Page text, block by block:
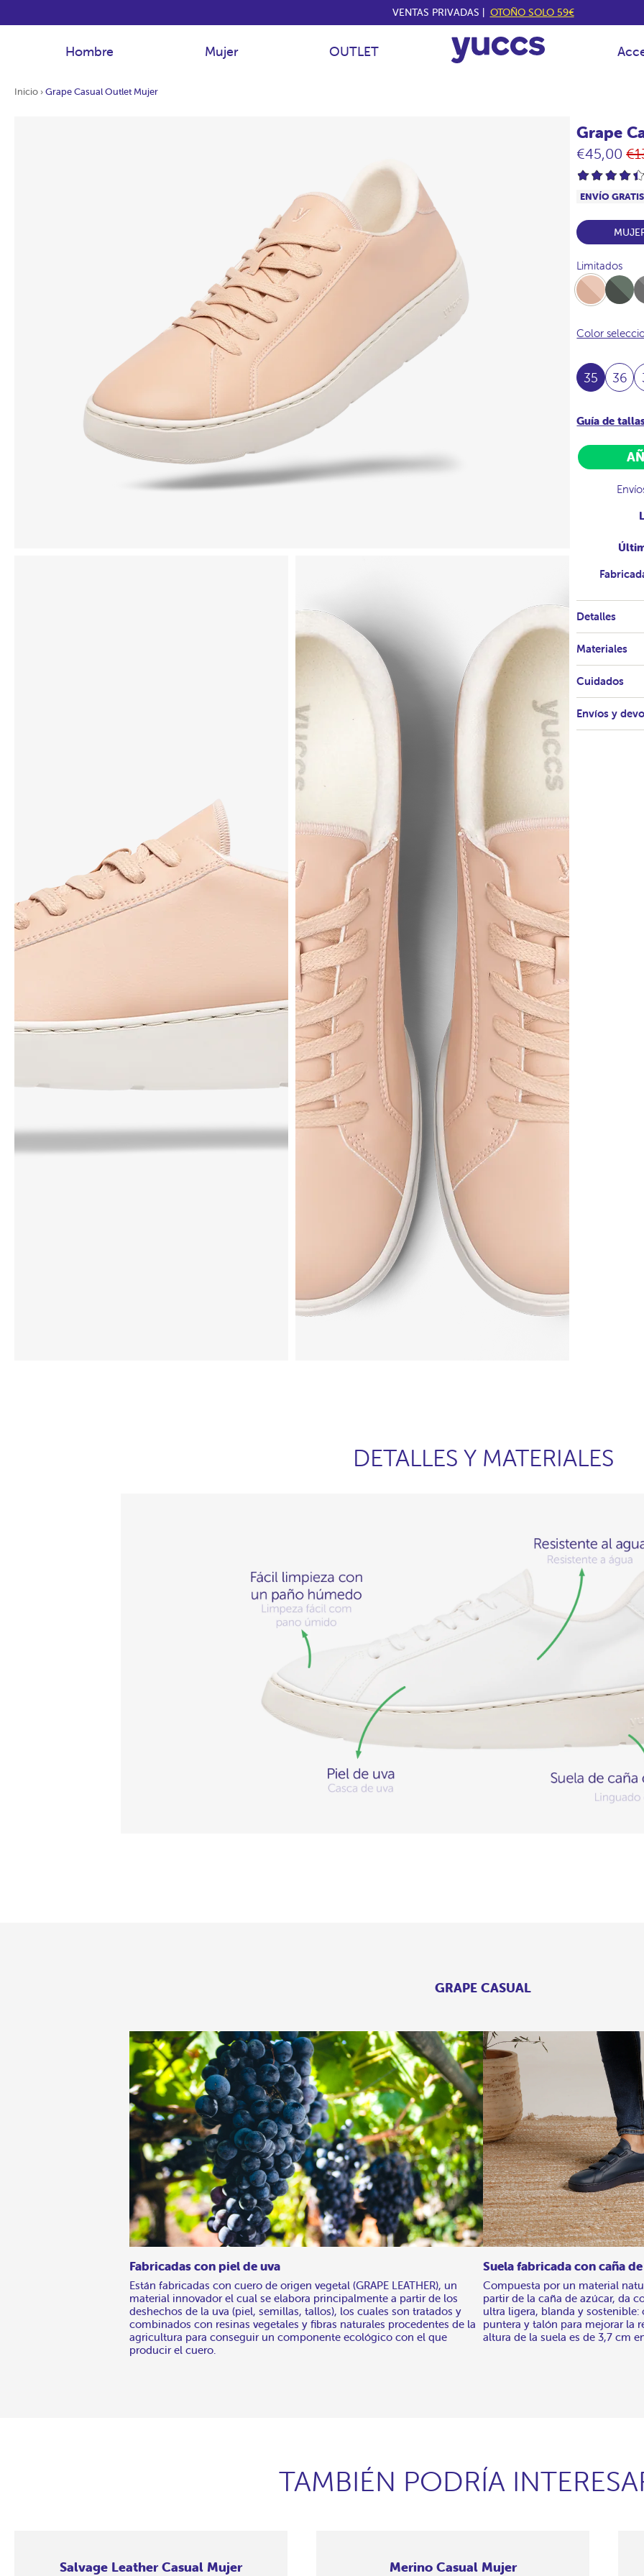
VENTAS PRIVADAS | OTOÑO SOLO 59€
Hombre Mujer OUTLET
Inicio ›Grape Casual Outlet Mujer
Grape
€45,00
ENVÍO GRATIS
Limitados
Desert
Full-
Khaki
Full-
Color
35 36
Guía de
Detalles
Materiales
Cuidados
Envíos y
DETALLES Y MATERIALES
GRAPE CASUAL
Fabricadas con piel de uva
Están fabricadas con cuero de origen vegetal (GRAPE LEATHER), un
material innovador el cual se elabora principalmente a partir de los
deshechos de la uva (piel, semillas, tallos), los cuales son tratados y
combinados con resinas vegetales y fibras naturales procedentes de la
agricultura para conseguir un componente ecológico con el que
producir el cuero.
Suela fabricada con caña
Compuesta por un material
partir de la caña de azúcar, da
ultra ligera, blanda y
puntera y talón para mejorar la
altura de la suela es de 3,7 cm
TAMBIÉN PODRÍA
Salvage Leather Casual Mujer Merino Casual Mujer